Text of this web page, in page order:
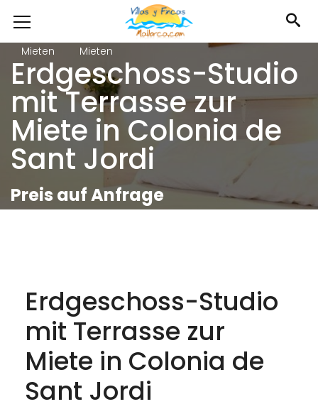
Mieten Mieten
Erdgeschoss-Studio
mit Terrasse zur
Miete in Colonia de
Sant Jordi
Preis auf Anfrage
Erdgeschoss-Studio
mit Terrasse zur
Miete in Colonia de
Sant Jordi